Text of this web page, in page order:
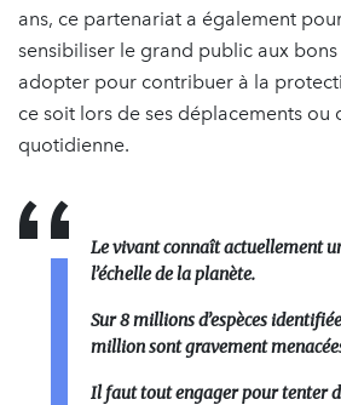
ans, ce partenariat a également
sensibiliser le grand public aux
adopter pour contribuer à la
ce soit lors de ses déplacements ou
quotidienne.
Le vivant connaît actuellement
l’échelle de la planète.
Sur 8 millions d’espèces
million sont gravement
Il faut tout engager pour tenter